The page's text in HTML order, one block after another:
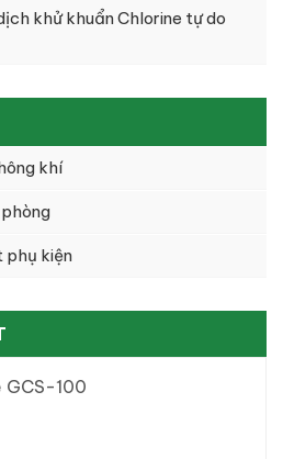
khử khuẩn Chlorine tự do
khí
phụ kiện
GCS-100